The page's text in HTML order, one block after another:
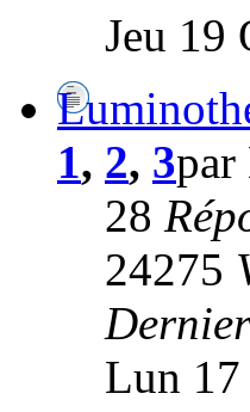
Jeu 19
1, 2, 3par
28
24275
Lun